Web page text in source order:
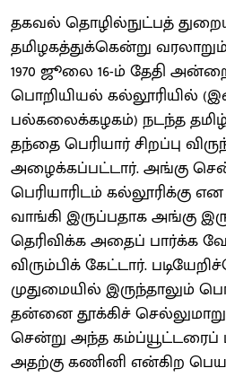
தகவல் தொழில்நுட்பத்
தமிழகத்துக்கென்று
1970 ஜூலை 16-ம் தேதி
பொறியியல்
பல்கலைக்கழகம்) நடந்த
தந்தை பெரியார் சிறப்பு
அழைக்கப்பட்டார். அங்கு
பெரியாரிடம் கல்லூரிக்கு
வாங்கி இருப்பதாக அங்கு
தெரிவிக்க அதைப் பார்க்க
விரும்பிக் கேட்டார்.
முதுமையில் இருந்தாலும்
தன்னை தூக்கிச்
சென்று அந்த கம்ப்யூட்டரைப்
அதற்கு கணினி என்கிற